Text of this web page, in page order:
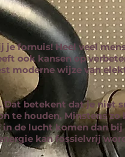
fornuis! Heel veel
ook kansen op
moderne wijze van
betekent dat je niet
te houden. Minstens
de lucht komen dan
kan fossielvrij